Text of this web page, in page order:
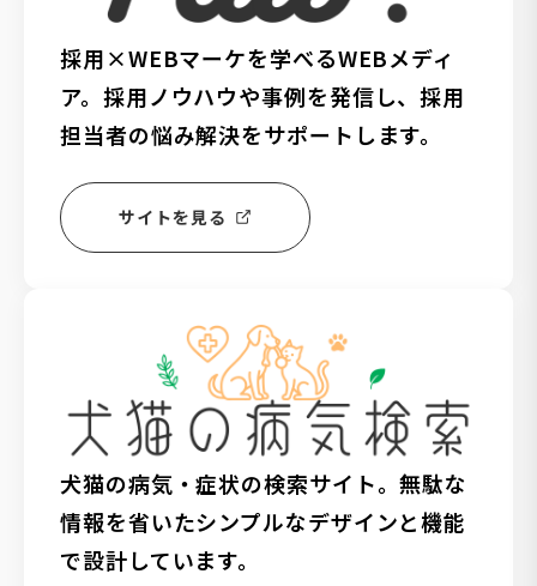
採用×WEBマーケを学べるWEBメディ
ア。採用ノウハウや事例を発信し、採用
担当者の悩み解決をサポートします。
サイトを見る
犬猫の病気・症状の検索サイト。無駄な
情報を省いたシンプルなデザインと機能
で設計しています。